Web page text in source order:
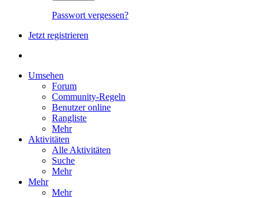
Passwort vergessen?
Jetzt registrieren
Umsehen
Forum
Community-Regeln
Benutzer online
Rangliste
Mehr
Aktivitäten
Alle Aktivitäten
Suche
Mehr
Mehr
Mehr